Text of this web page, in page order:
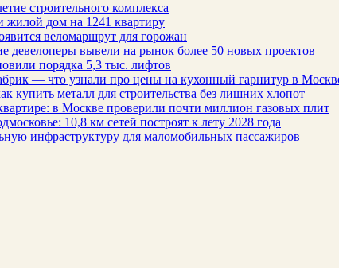
строительного комплекса
жилой дом на 1241 квартиру
веломаршрут для горожан
девелоперы вывели на рынок более 50 новых проектов
порядка 5,3 тыс. лифтов
— что узнали про цены на кухонный гарнитур в
купить металл для строительства без лишних хлопот
в Москве проверили почти миллион газовых плит
10,8 км сетей построят к лету 2028 года
инфраструктуру для маломобильных пассажиров